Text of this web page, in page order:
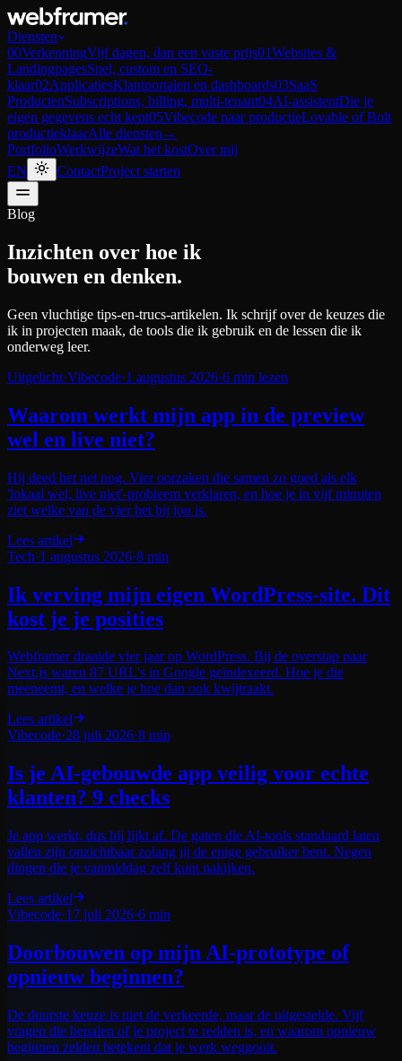
Diensten
00VerkenningVijf dagen, dan een vaste prijs01Websites &
LandingpagesSnel, custom en SEO-
klaar02ApplicatiesKlantportalen en dashboards03SaaS
ProductenSubscriptions, billing, multi-tenant04AI-assistentDie je
eigen gegevens echt kent05Vibecode naar productieLovable of Bolt
productieklaarAlle diensten →
PortfolioWerkwijzeWat het kostOver mij
EN
ContactProject starten
Blog
Inzichten over hoe ik
bouwen en denken.
Geen vluchtige tips-en-trucs-artikelen. Ik schrijf over de keuzes die
ik in projecten maak, de tools die ik gebruik en de lessen die ik
onderweg leer.
Uitgelicht·Vibecode·1 augustus 2026·6 min lezen
Waarom werkt mijn app in de preview
wel en live niet?
Hij deed het net nog. Vier oorzaken die samen zo goed als elk
'lokaal wel, live niet'-probleem verklaren, en hoe je in vijf minuten
ziet welke van de vier het bij jou is.
Lees artikel
Tech·1 augustus 2026·8 min
Ik verving mijn eigen WordPress-site. Dit
kost je je posities
Webframer draaide vier jaar op WordPress. Bij de overstap naar
Next.js waren 87 URL's in Google geïndexeerd. Hoe je die
meeneemt, en welke je hoe dan ook kwijtraakt.
Lees artikel
Vibecode·28 juli 2026·8 min
Is je AI-gebouwde app veilig voor echte
klanten? 9 checks
Je app werkt, dus hij lijkt af. De gaten die AI-tools standaard laten
vallen zijn onzichtbaar zolang jij de enige gebruiker bent. Negen
dingen die je vanmiddag zelf kunt nakijken.
Lees artikel
Vibecode·17 juli 2026·6 min
Doorbouwen op mijn AI-prototype of
opnieuw beginnen?
De duurste keuze is niet de verkeerde, maar de uitgestelde. Vijf
vragen die bepalen of je project te redden is, en waarom opnieuw
beginnen zelden betekent dat je werk weggooit.